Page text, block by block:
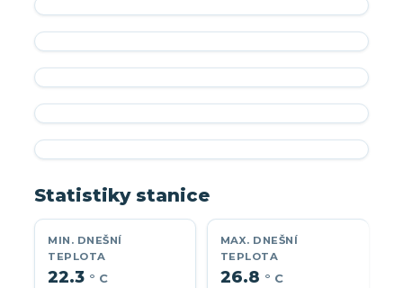
Statistiky stanice
MIN. DNEŠNÍ
TEPLOTA
22.3 ° C
MAX. DNEŠNÍ
TEPLOTA
26.8 ° C